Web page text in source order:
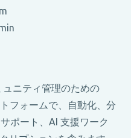
ニティ管理のための
フォームで、自動化、分
ポート、AI 支援ワーク